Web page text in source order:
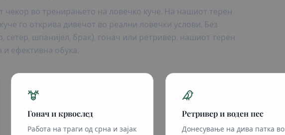
чекор во тренирањето на ловечко куче. На нашиот терен
го открива дивечот во реални ловечки услови. Без
сетер, шпанијел, брак), гонач или ретривер, нашиот терен
и ефективна обука.
Гонач и крвослед
Работа на траги од срна и зајак
Ретривер и воден пес
Донесување на дива патка во